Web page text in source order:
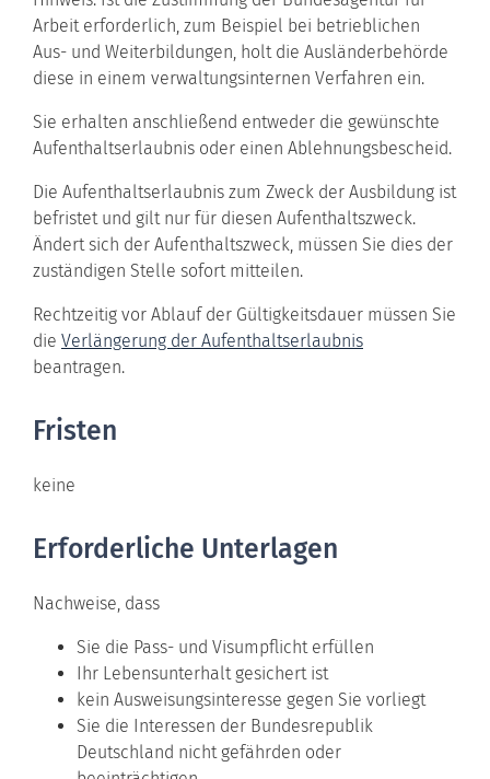
Arbeit erforderlich, zum Beispiel bei betrieblichen
Aus- und Weiterbildungen, holt die Ausländerbehörde
diese in einem verwaltungsinternen Verfahren ein.
Sie erhalten anschließend entweder die gewünschte
Aufenthaltserlaubnis oder einen Ablehnungsbescheid.
Die Aufenthaltserlaubnis zum Zweck der Ausbildung ist
befristet und gilt nur für diesen Aufenthaltszweck.
Ändert sich der Aufenthaltszweck, müssen Sie dies der
zuständigen Stelle sofort mitteilen.
Rechtzeitig vor Ablauf der Gültigkeitsdauer müssen Sie
die Verlängerung der Aufenthaltserlaubnis
beantragen.
Fristen
keine
Erforderliche Unterlagen
Nachweise, dass
Sie die Pass- und Visumpflicht erfüllen
Ihr Lebensunterhalt gesichert ist
kein Ausweisungsinteresse gegen Sie vorliegt
Sie die Interessen der Bundesrepublik
Deutschland nicht gefährden oder